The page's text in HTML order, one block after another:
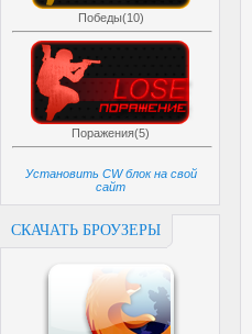
Победы(10)
Поражения(5)
Установить CW блок на свой
сайт
СКАЧАТЬ БРОУЗЕРЫ